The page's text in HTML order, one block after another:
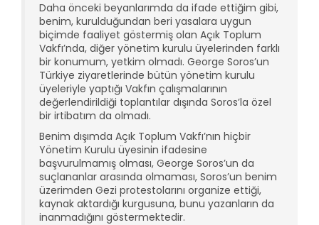
Daha önceki beyanlarımda da ifade ettiğim gibi,
benim, kurulduğundan beri yasalara uygun
biçimde faaliyet göstermiş olan Açık Toplum
Vakfı’nda, diğer yönetim kurulu üyelerinden farklı
bir konumum, yetkim olmadı. George Soros’un
Türkiye ziyaretlerinde bütün yönetim kurulu
üyeleriyle yaptığı Vakfın çalışmalarının
değerlendirildiği toplantılar dışında Soros’la özel
bir irtibatım da olmadı.
Benim dışımda Açık Toplum Vakfı’nın hiçbir
Yönetim Kurulu üyesinin ifadesine
başvurulmamış olması, George Soros’un da
suçlananlar arasında olmaması, Soros’un benim
üzerimden Gezi protestolarını organize ettiği,
kaynak aktardığı kurgusuna, bunu yazanların da
inanmadığını göstermektedir.